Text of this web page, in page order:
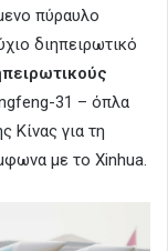
πύραυλο
διηπειρωτικό
31 – όπλα
Κίνας για τη
με το Xinhua.